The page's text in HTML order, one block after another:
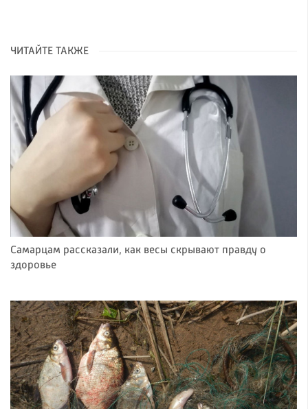
ЧИТАЙТЕ ТАКЖЕ
Самарцам рассказали, как весы скрывают правду о
здоровье